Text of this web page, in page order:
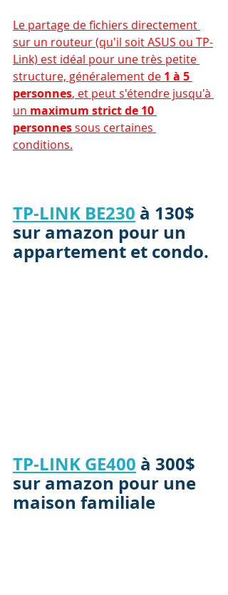
Le partage de fichiers directement
sur un routeur (qu'il soit ASUS ou TP-
Link) est idéal pour une très petite
structure, généralement de 1 à 5
personnes, et peut s'étendre jusqu'à
un maximum strict de 10
personnes sous certaines
conditions.
TP-LINK BE230 à 130$
sur amazon pour un
appartement et condo.
TP-LINK GE400 à 300$
sur amazon pour une
maison familiale